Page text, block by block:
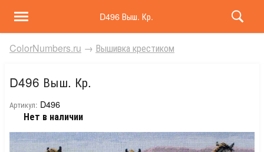
D496 Выш. Кр.
ColorNumbers.ru → Вышивка крестиком
D496 Выш. Кр.
Артикул: D496
Нет в наличии